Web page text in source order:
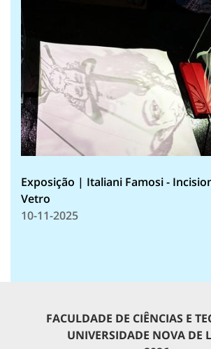
Exposição | Italiani Famosi -
Vetro
10-11-2025
FACULDADE DE CIÊNCIAS E
UNIVERSIDADE NOVA DE